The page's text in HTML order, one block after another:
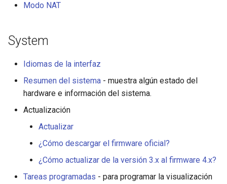
Modo NAT
System
Idiomas de la interfaz
Resumen del sistema - muestra algún estado del
hardware e información del sistema.
Actualización
Actualizar
¿Cómo descargar el firmware oficial?
¿Cómo actualizar de la versión 3.x al firmware 4.x?
Tareas programadas - para programar la visualización